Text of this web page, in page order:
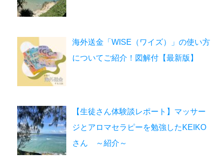
海外送金「WISE（ワイズ）」の使い方
についてご紹介！図解付【最新版】
【生徒さん体験談レポート】マッサー
ジとアロマセラピーを勉強したKEIKO
さん ～紹介～